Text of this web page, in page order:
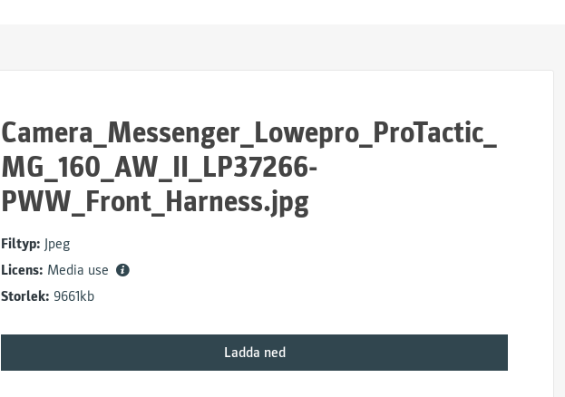
Camera_Messenger_Lowepro_ProTactic_
MG_160_AW_II_LP37266-
PWW_Front_Harness.jpg
Filtyp: Jpeg
Licens: Media use
Storlek: 9661kb
Ladda ned